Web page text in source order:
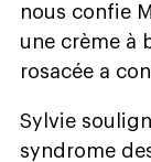
nous confie
une crème à
rosacée a
Sylvie
syndrome